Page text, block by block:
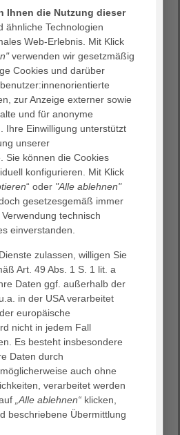
bis zum Ende, doch sie tut
"Medizin am Abend"
Zeitung vom 17./18. Januar
es schon so weit?“ Prof. Bernd
wieder, dass Patienten
Spiel kommt. Zwar ist er mit
Universitätsklinikum
Sterbeprozess einsetzt, aber
am Abend“, der
Rhein-Neckar-Zeitung und
der Arzt vor allem dazu,
machen.
den knapp 200 Interessierten
die Bandbreite seines
seiner Botschaften: „Falls Ihr
Erkrankung’ sprechen
er damit meint!“ Denn viele
sind, ließen sich über
zurückdrängen und
mitunter noch sehr lange mit
Ihnen die Nutzung dieser
ähnliche Technologien
Web-Erlebnis. Mit Klick
verwenden wir gesetzmäßig
Cookies und darüber
zur Anzeige externer sowie
und für anonyme
Ihre Einwilligung unterstützt
unserer
Sie können die Cookies
konfigurieren. Mit Klick
“ oder "Alle ablehnen"
gesetzesgemäß immer
technisch
einverstanden.
zulassen, willigen Sie
Art. 49 Abs. 1 S. 1 lit. a
Daten ggf. außerhalb der
in der USA verarbeitet
europäische
nicht in jedem Fall
Es besteht insbesondere
Daten durch
auch ohne
verarbeitet werden
„Alle ablehnen“ klicken,
beschriebene Übermittlung